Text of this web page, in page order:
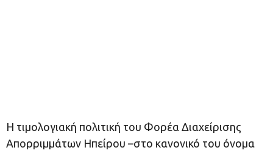
Η τιμολογιακή πολιτική του Φορέα Διαχείρισης
Απορριμμάτων Ηπείρου –στο κανονικό του όνομα